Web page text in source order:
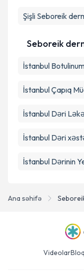
Şəxsi
edilməsinə
Ana səhifə
Şişli Seboreik
Seboreik
İstanbul
İstanbul Çapıq
İstanbul Dəri
İstanbul Dəri
İstanbul Dərinin
VideolarBloq